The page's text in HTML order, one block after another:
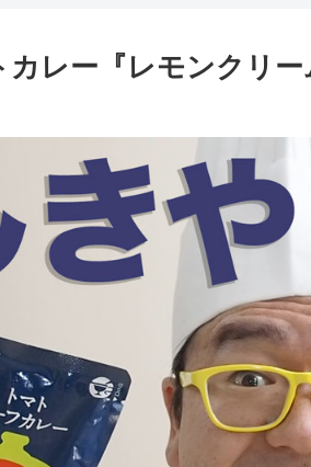
レー『レモンクリ